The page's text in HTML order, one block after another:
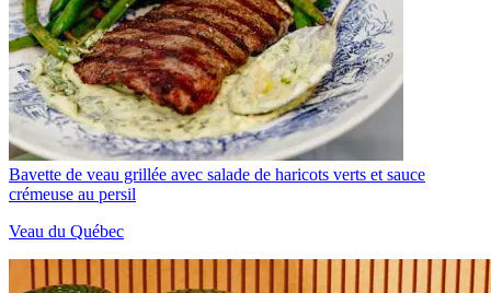
Bavette de veau grillée avec salade de haricots verts et sauce
crémeuse au persil
Veau du Québec